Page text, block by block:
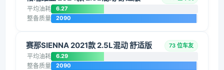
平均油耗 6.27
整备质量 2090
赛那SIENNA 2021款 2.5L混动 舒适版 73 位车友
平均油耗 6.29
整备质量 2090